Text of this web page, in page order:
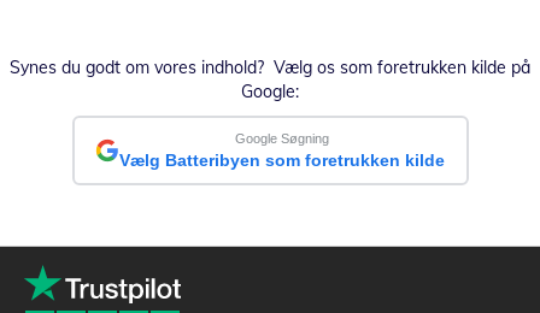
Synes du godt om vores indhold? Vælg os som foretrukken kilde på
Google:
Google Søgning
Vælg Batteribyen som foretrukken kilde